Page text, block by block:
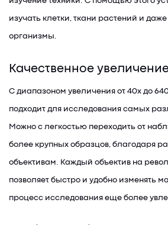
изучать клетки, ткани растений и
организмы.
Качественное
С диапазоном увеличения от 40x до
подходит для исследования самых
Можно с легкостью переходить от
более крупных образцов, благодаря
объективам. Каждый объектив на
позволяет быстро и удобно изменять
процесс исследования еще более